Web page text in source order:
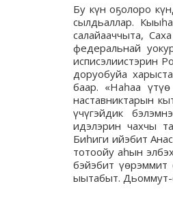
Бу күн оҕолоро
сылдьаллар.
салайааччыта,
федеральнай
исписэлиистэрин
доруобуйа
баар. «Наһаа
наставниктарын
үчүгэйдик
идэлэрин чахчы
Биһиги ийэбит
тотоойу аһын
бэйэбит үөрэммит
ыытабыт. Дьоммут-